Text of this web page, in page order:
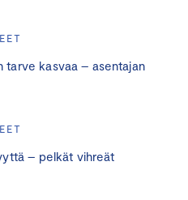
tarve kasvaa – asentajan
– pelkät vihreät